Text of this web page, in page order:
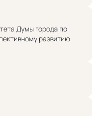
Думы города по
развитию